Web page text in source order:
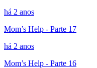
há 2 anos
Mom’s Help - Parte 17
há 2 anos
Mom’s Help - Parte 16